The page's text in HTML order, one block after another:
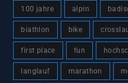
100 jahre alpin
biathlon bike
first place fun
langlauf marathon